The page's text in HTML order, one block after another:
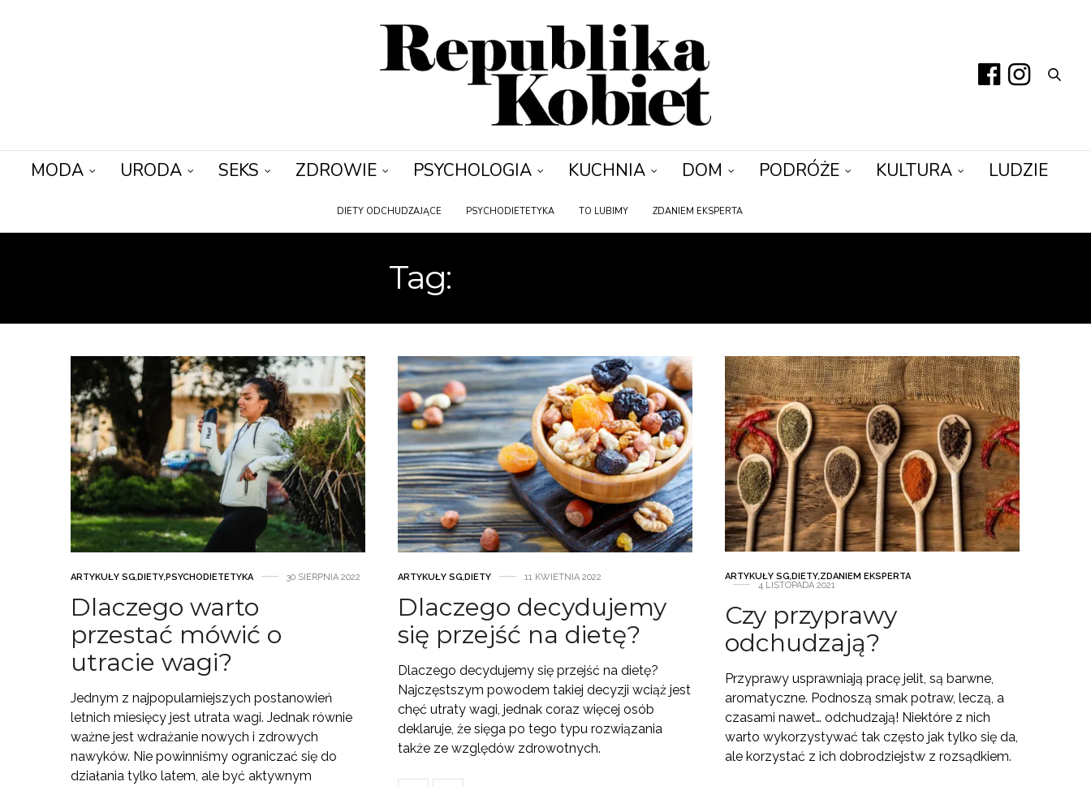
MODA URODA SEKS ZDROWIE PSYCHOLOGIA KUCHNIA DOM PODRÓŻE KULTURA LUDZIE
DIETY ODCHUDZAJĄCE PSYCHODIETETYKA TO LUBIMY ZDANIEM EKSPERTA
Tag:
ARTYKUŁY SG,DIETY,PSYCHODIETETYKA 30 SIERPNIA 2022
Dlaczego warto
przestać mówić o
utracie wagi?
Jednym z najpopularniejszych postanowień
letnich miesięcy jest utrata wagi. Jednak równie
ważne jest wdrażanie nowych i zdrowych
nawyków. Nie powinniśmy ograniczać się do
działania tylko latem, ale być aktywnym
ARTYKUŁY SG,DIETY 11 KWIETNIA 2022
Dlaczego decydujemy
się przejść na dietę?
Dlaczego decydujemy się przejść na dietę?
Najczęstszym powodem takiej decyzji wciąż jest
chęć utraty wagi, jednak coraz więcej osób
deklaruje, że sięga po tego typu rozwiązania
także ze względów zdrowotnych.
ARTYKUŁY SG,DIETY,ZDANIEM EKSPERTA
4 LISTOPADA 2021
Czy przyprawy
odchudzają?
Przyprawy usprawniają pracę jelit, są barwne,
aromatyczne. Podnoszą smak potraw, leczą, a
czasami nawet… odchudzają! Niektóre z nich
warto wykorzystywać tak często jak tylko się da,
ale korzystać z ich dobrodziejstw z rozsądkiem.